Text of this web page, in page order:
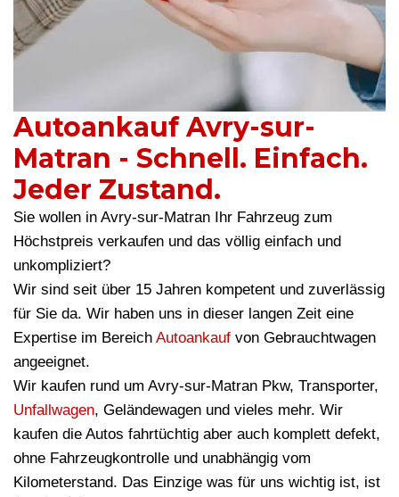
Autoankauf Avry-sur-
Matran - Schnell. Einfach.
Jeder Zustand.
Sie wollen in Avry-sur-Matran Ihr Fahrzeug zum
Höchstpreis verkaufen und das völlig einfach und
unkompliziert?
Wir sind seit über 15 Jahren kompetent und zuverlässig
für Sie da. Wir haben uns in dieser langen Zeit eine
Expertise im Bereich Autoankauf von Gebrauchtwagen
angeeignet.
Wir kaufen rund um Avry-sur-Matran Pkw, Transporter,
Unfallwagen, Geländewagen und vieles mehr. Wir
kaufen die Autos fahrtüchtig aber auch komplett defekt,
ohne Fahrzeugkontrolle und unabhängig vom
Kilometerstand. Das Einzige was für uns wichtig ist, ist